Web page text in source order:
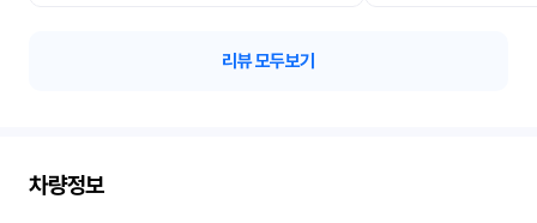
리뷰 모두보기
차량정보